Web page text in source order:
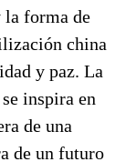
forma de
china
y paz. La
inspira en
de una
de un futuro